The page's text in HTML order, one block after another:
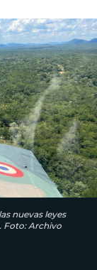
nuevas leyes
Foto: Archivo